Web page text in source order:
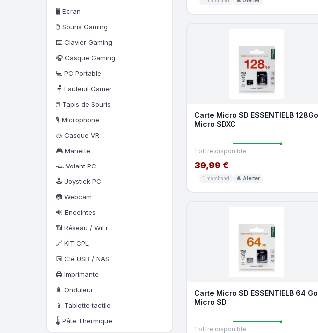
🖥️ Ecran
🖱️ Souris Gaming
⌨️ Clavier Gaming
🎧 Casque Gaming
💻 PC Portable
🪑 Fauteuil Gamer
🖱️ Tapis de Souris
🎙️ Microphone
🥽 Casque VR
🎮 Manette
🏎️ Volant PC
🕹️ Joystick PC
📷 Webcam
🔊 Enceintes
📶 Réseau / WiFi
🔗 KIT CPL
💽 Clé USB / NAS
🖨️ Imprimante
🔋 Onduleur
📱 Tablette tactile
🌡️ Pâte Thermique
Carte Micro SD ESSENTIELB 128Go
Micro SDXC
1 offre disponible
39,99 €
1 marchand 🔔 Alerter
Carte Micro SD ESSENTIELB 64 Go
Micro SD
1 offre disponible